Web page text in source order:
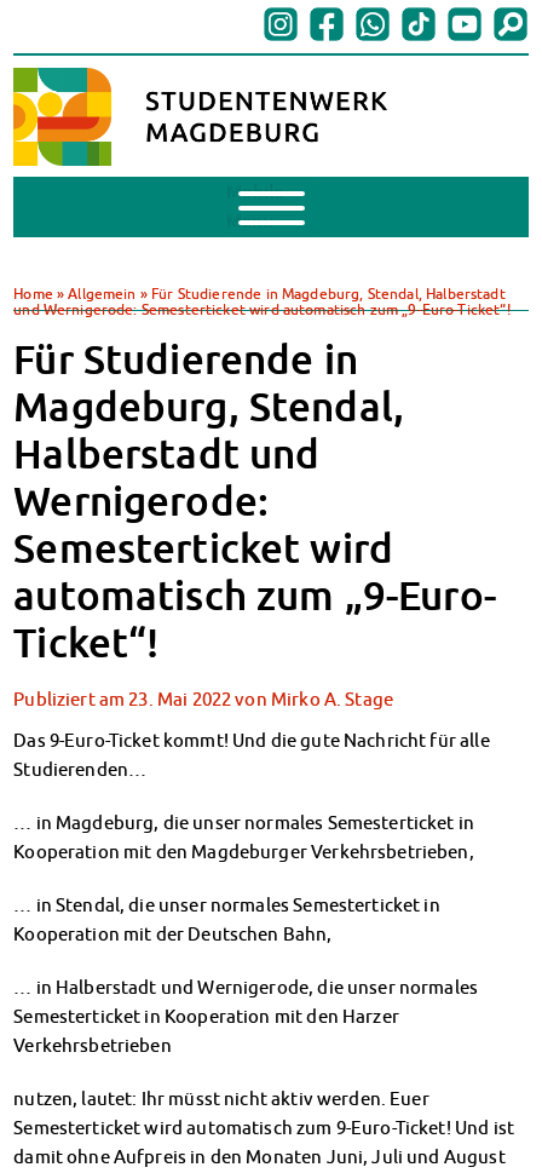
Mobile
Menu
BAföG beantragen
BAföG-FAQs
Dokumente
BAföG-Sprechstunden
Kredite & Stipendien
AnsprechpartnerInnen
Mensen & Cafeterien
Heute in unseren Mensen
JoGo – Studibar + Eventspace
Klimabewusst essen
Mensa-FAQs
CampusCatering
MensaFeedback
Wohnen
Wohnheime im Überblick
Wohnheime in Magdeburg
Wohnheimantrag & -service
MIT einander – FÜR einander
Schadensmeldung
Wohnen-FAQ
Dokumente
AnsprechpartnerInnen
Soziales & Beratung
Finanzierungsberatung
Rückerstattung Semesterbeitrag
PsychoSoziale Beratung
Home »Allgemein » Für Studierende in Magdeburg, Stendal, Halberstadt
und Wernigerode: Semesterticket wird automatisch zum „9-Euro-Ticket“!
Für Studierende in
Magdeburg, Stendal,
Halberstadt und
Wernigerode:
Semesterticket wird
automatisch zum „9-Euro-
Ticket“!
Publiziert am 23. Mai 2022 von Mirko A. Stage
Das 9-Euro-Ticket kommt! Und die gute Nachricht für alle
Studierenden…
… in Magdeburg, die unser normales Semesterticket in
Kooperation mit den Magdeburger Verkehrsbetrieben,
… in Stendal, die unser normales Semesterticket in
Kooperation mit der Deutschen Bahn,
… in Halberstadt und Wernigerode, die unser normales
Semesterticket in Kooperation mit den Harzer
Verkehrsbetrieben
nutzen, lautet: Ihr müsst nicht aktiv werden. Euer
Semesterticket wird automatisch zum 9-Euro-Ticket! Und ist
damit ohne Aufpreis in den Monaten Juni, Juli und August